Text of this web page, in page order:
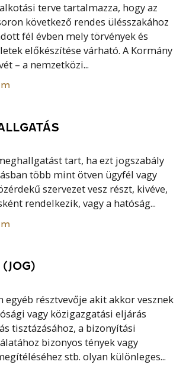
terve tartalmazza, hogy az
következő rendes ülésszakához
fél évben mely törvények és
előkészítése várható. A Kormány
– a nemzetközi...
tart, ha ezt jogszabály
több mint ötven ügyfél vagy
szervezet vesz részt, kivéve,
rendelkezik, vagy a hatóság...
egyéb résztvevője akit akkor vesznek
vagy közigazgatási eljárás
tisztázásához, a bizonyítási
bizonyos tények vagy
stb. olyan különleges...